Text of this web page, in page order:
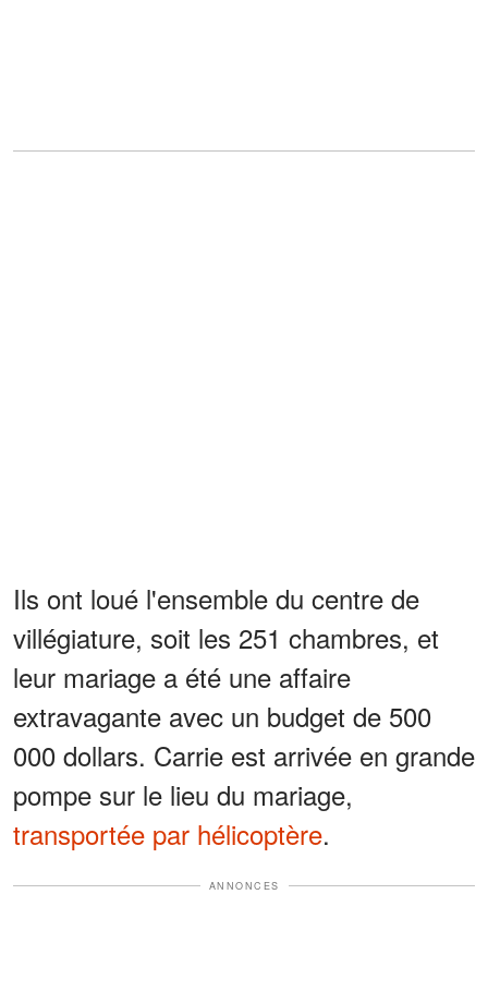
Ils ont loué l'ensemble du centre de
villégiature, soit les 251 chambres, et
leur mariage a été une affaire
extravagante avec un budget de 500
000 dollars. Carrie est arrivée en grande
pompe sur le lieu du mariage,
transportée par hélicoptère.
ANNONCES